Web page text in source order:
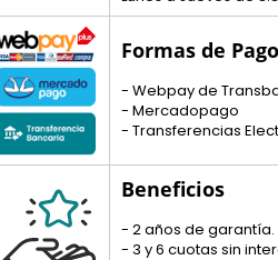
Formas de Pago
- Webpay de
- Mercadopago
- Transferencias
Beneficios
- 2 años de garantía.
- 3 y 6 cuotas sin